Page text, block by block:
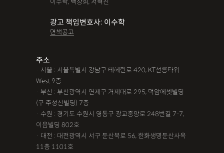
이수학, 백상희, 서혁진
광고 책임변호사: 이수학
면책공고
주소
· 서울 : 서울특별시 강남구 테헤란로 420, KT선릉타워
West 9층
· 부산 : 부산광역시 연제구 거제대로 295, 덕암에셋빌딩
(구 주성산빌딩) 7층
· 수원 : 경기도 수원시 영통구 광교중앙로 248번길 7-7,
이음빌딩 802호
· 대전 : 대전광역시 서구 둔산북로 56, 한화생명둔산사옥
11층 1101호